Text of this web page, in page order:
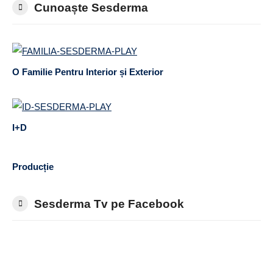
Cunoaște Sesderma
O Familie Pentru Interior și Exterior
I+D
Producție
Sesderma Tv pe Facebook